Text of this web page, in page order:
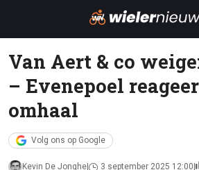
Van Aert & co
– Evenepoel
omhaal
Volg ons op Google
Kevin De Jonghe 3 september 2025 12:00